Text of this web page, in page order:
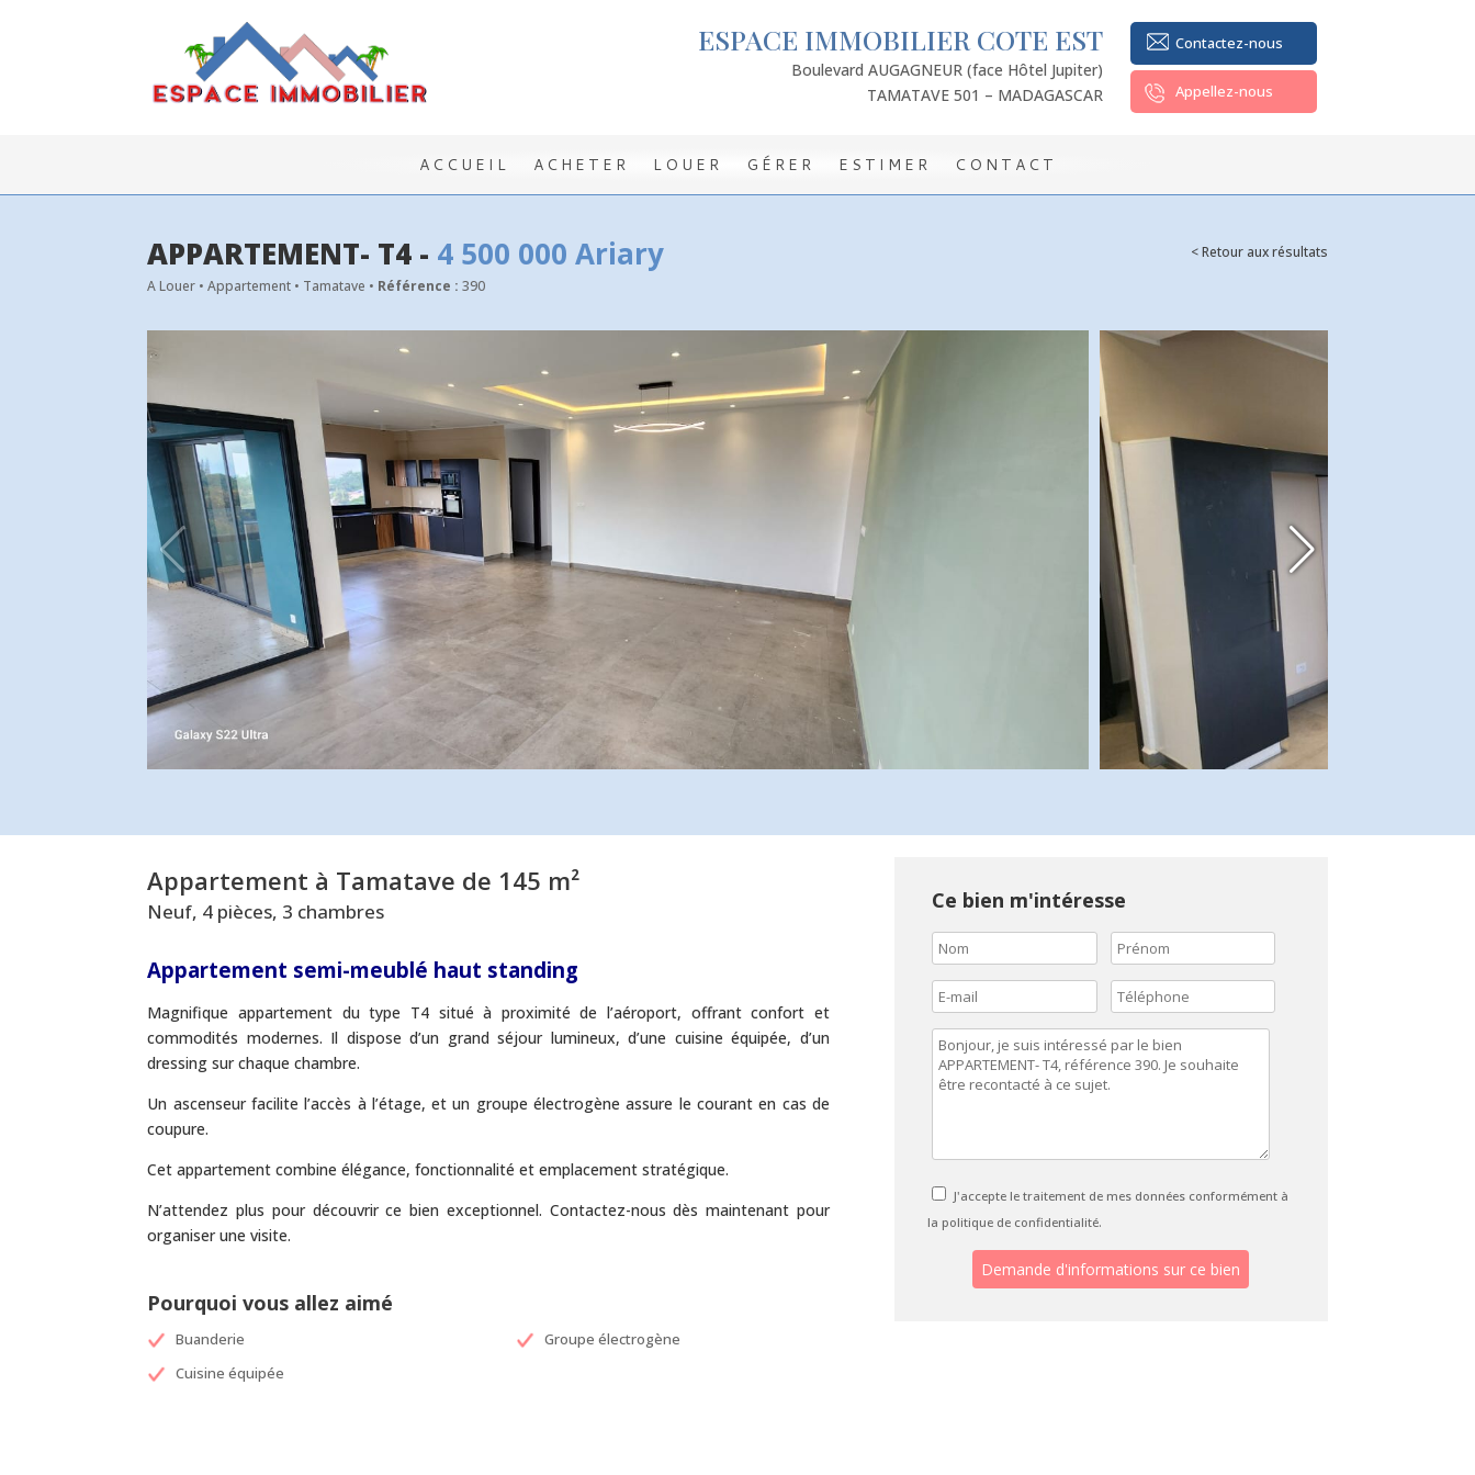
Contactez-nous
Appellez-nous
ESPACE IMMOBILIER COTE EST
Boulevard AUGAGNEUR (face Hôtel Jupiter)
TAMATAVE 501 – MADAGASCAR
ACCUEIL ACHETER LOUER GÉRER ESTIMER CONTACT
< Retour aux résultats
APPARTEMENT- T4 - 4 500 000 Ariary
A Louer • Appartement • Tamatave • Référence : 390
Appartement à Tamatave de 145 m²
Neuf, 4 pièces, 3 chambres
Appartement semi-meublé haut standing
Magnifique appartement du type T4 situé à proximité de l’aéroport, offrant confort et
commodités modernes. Il dispose d’un grand séjour lumineux, d’une cuisine équipée, d’un
dressing sur chaque chambre.
Un ascenseur facilite l’accès à l’étage, et un groupe électrogène assure le courant en cas de
coupure.
Cet appartement combine élégance, fonctionnalité et emplacement stratégique.
N’attendez plus pour découvrir ce bien exceptionnel. Contactez-nous dès maintenant pour
organiser une visite.
Pourquoi vous allez aimé
Buanderie
Cuisine équipée
Groupe électrogène
Ce bien m'intéresse
J'accepte le traitement de mes données conformément à
la politique de confidentialité.